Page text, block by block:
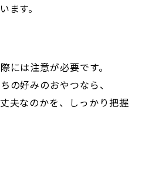
ます。
には注意が必要です。
の好みのおやつなら、
夫なのかを、しっかり把握